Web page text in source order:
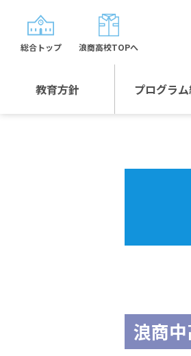
教育方針 プログラ
総合トップ 浪商高校TOPへ
浪商